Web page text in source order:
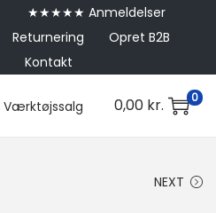
★★★★★ Anmeldelser
Returnering
Opret B2B
Kontakt
0,00 kr. 0
NEXT